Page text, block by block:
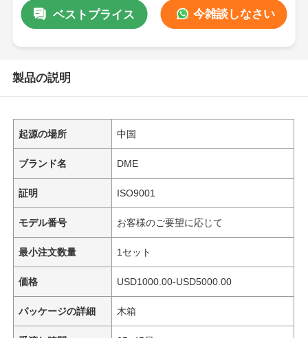
ベストプライス 今雑談しなさい
製品の説明
起源の場所 中国
ブランド名 DME
証明 ISO9001
モデル番号 お客様のご要望に応じて
最小注文数量 1セット
価格 USD1000.00-USD5000.00
パッケージの詳細 木箱